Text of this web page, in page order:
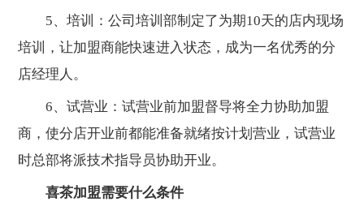
5、培训：公司培训部制定了为期10天的店内现场
培训，让加盟商能快速进入状态，成为一名优秀的分
店经理人。
6、试营业：试营业前加盟督导将全力协助加盟
商，使分店开业前都能准备就绪按计划营业，试营业
时总部将派技术指导员协助开业。
喜茶加盟需要什么条件